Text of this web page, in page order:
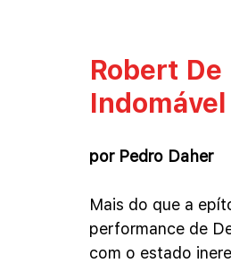
Robert
Indomável
por Pedro Daher
Mais do que a
performance de
com o estado